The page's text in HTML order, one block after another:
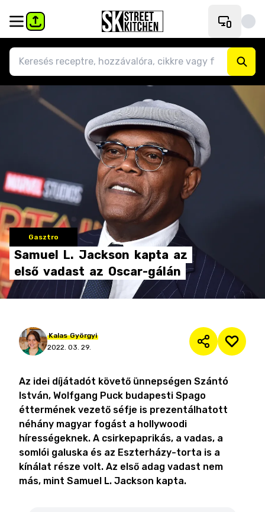
Gasztro
Samuel L. Jackson kapta az
első vadast az Oscar-gálán
Kalas Györgyi
2022. 03. 29.
Az idei díjátadót követő ünnepségen Szántó
István, Wolfgang Puck budapesti Spago
éttermének vezető séfje is prezentálhatott
néhány magyar fogást a hollywoodi
hírességeknek. A csirkepaprikás, a vadas, a
somlói galuska és az Eszterházy-torta is a
kínálat része volt. Az első adag vadast nem
más, mint Samuel L. Jackson kapta.